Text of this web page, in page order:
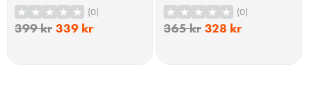
Chocolate 2720g
(0)
399kr 339 kr
2270g
(0)
365kr 328 kr